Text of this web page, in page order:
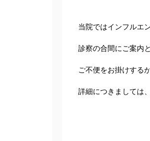
当院ではインフルエ
診察の合間にご案内
ご不便をお掛けする
詳細につきましては